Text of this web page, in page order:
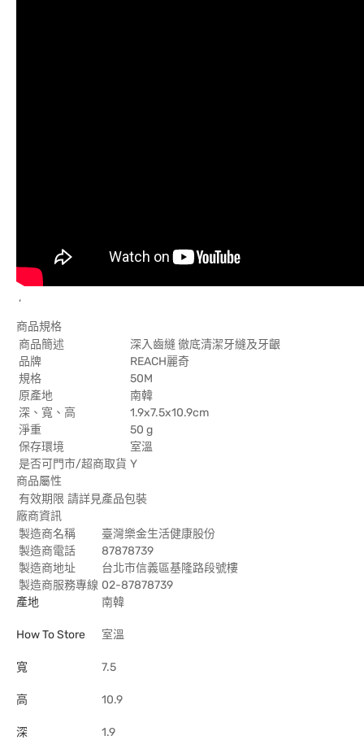
,
商品規格
商品簡述
深入齒縫 徹底清潔牙縫及牙齦
品牌
REACH麗奇
規格
50M
原產地
南韓
深、寬、高
1.9x7.5x10.9cm
淨重
50 g
保存環境
室溫
是否可門市/超商取貨 Y
商品屬性
有效期限 請詳見產品包裝
廠商資訊
製造商名稱
臺灣樂金生活健康股份
製造商電話
87878739
製造商地址
台北市信義區基隆路段號樓
製造商服務專線 02-87878739
產地
南韓
How To Store 室溫
寬 7.5
高 10.9
深 1.9